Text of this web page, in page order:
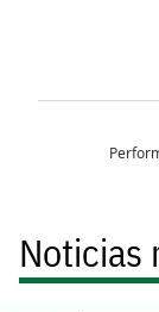
Noticias